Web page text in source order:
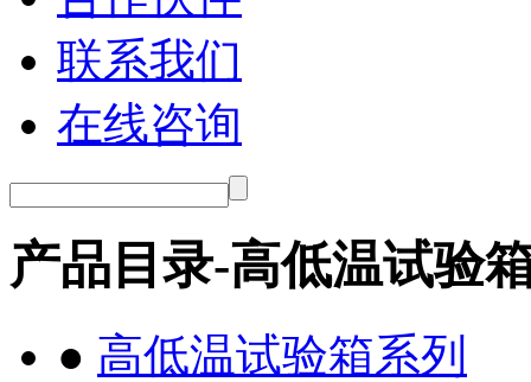
联系我们
在线咨询
产品目录-高低温试验
● 高低温试验箱系列